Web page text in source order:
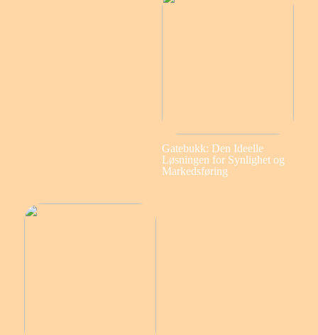
Gatebukk: Den Ideelle
Løsningen for Synlighet og
Markedsføring